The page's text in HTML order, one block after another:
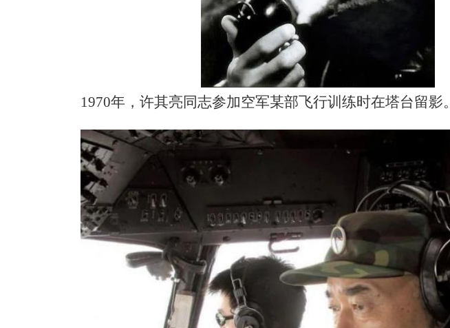
1970年，许其亮同志参加空军某部飞行训练时在塔台留影。